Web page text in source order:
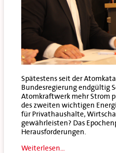
Spätestens seit der
Bundesregierung endgültig
Atomkraftwerk mehr Strom
des zweiten wichtigen
für Privathaushalte,
gewährleisten? Das
Herausforderungen.
Weiterlesen...